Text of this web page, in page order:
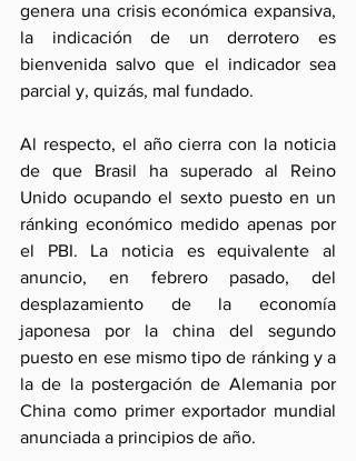
genera una crisis económica expansiva,
la indicación de un derrotero es
bienvenida salvo que el indicador sea
parcial y, quizás, mal fundado.
Al respecto, el año cierra con la noticia
de que Brasil ha superado al Reino
Unido ocupando el sexto puesto en un
ránking económico medido apenas por
el PBI. La noticia es equivalente al
anuncio, en febrero pasado, del
desplazamiento de la economía
japonesa por la china del segundo
puesto en ese mismo tipo de ránking y a
la de la postergación de Alemania por
China como primer exportador mundial
anunciada a principios de año.